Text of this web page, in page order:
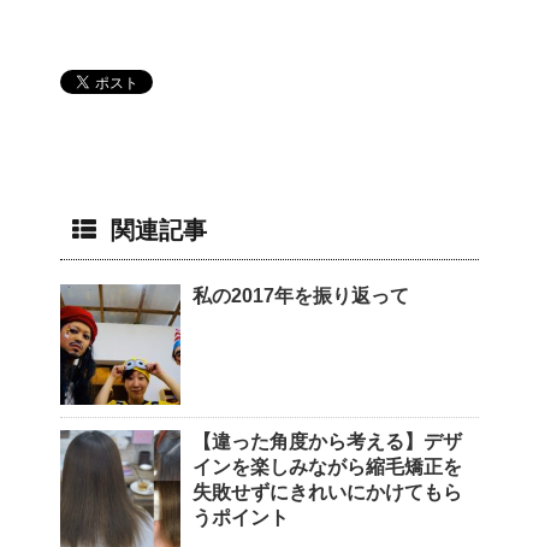
関連記事
私の2017年を振り返って
【違った角度から考える】デザ
インを楽しみながら縮毛矯正を
失敗せずにきれいにかけてもら
うポイント